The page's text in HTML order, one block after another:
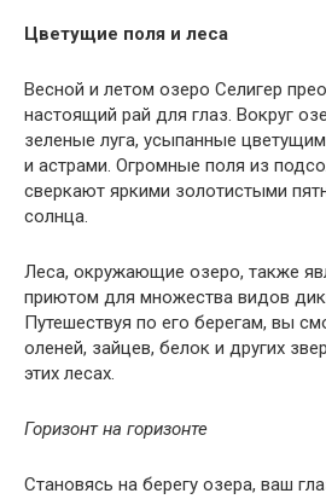
Цветущие поля и леса
Весной и летом озеро Селигер
настоящий рай для глаз. Вокруг
зеленые луга, усыпанные
и астрами. Огромные поля из
сверкают яркими золотистыми
солнца.
Леса, окружающие озеро, также
приютом для множества видов
Путешествуя по его берегам, вы
оленей, зайцев, белок и других
этих лесах.
Горизонт на горизонте
Становясь на берегу озера, ваш